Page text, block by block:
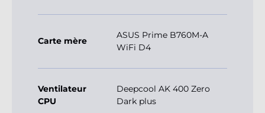
Carte mère
ASUS Prime B760M-A
WiFi D4
Ventilateur
CPU
Deepcool AK 400 Zero
Dark plus